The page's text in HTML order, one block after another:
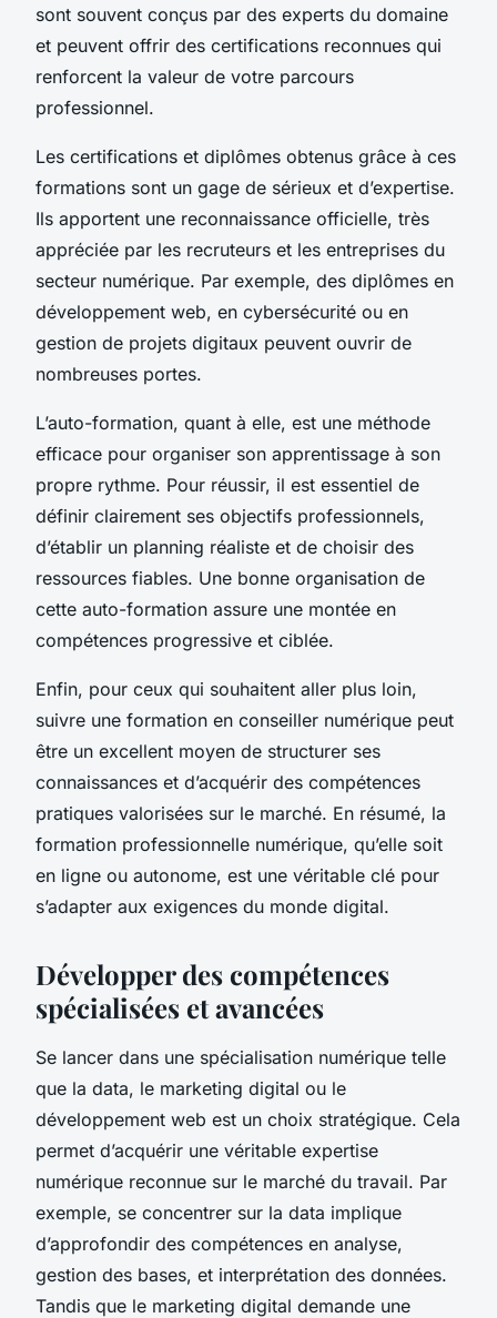
sont souvent conçus par des experts du domaine
et peuvent offrir des certifications reconnues qui
renforcent la valeur de votre parcours
professionnel.
Les certifications et diplômes obtenus grâce à ces
formations sont un gage de sérieux et d’expertise.
Ils apportent une reconnaissance officielle, très
appréciée par les recruteurs et les entreprises du
secteur numérique. Par exemple, des diplômes en
développement web, en cybersécurité ou en
gestion de projets digitaux peuvent ouvrir de
nombreuses portes.
L’auto-formation, quant à elle, est une méthode
efficace pour organiser son apprentissage à son
propre rythme. Pour réussir, il est essentiel de
définir clairement ses objectifs professionnels,
d’établir un planning réaliste et de choisir des
ressources fiables. Une bonne organisation de
cette auto-formation assure une montée en
compétences progressive et ciblée.
Enfin, pour ceux qui souhaitent aller plus loin,
suivre une formation en conseiller numérique peut
être un excellent moyen de structurer ses
connaissances et d’acquérir des compétences
pratiques valorisées sur le marché. En résumé, la
formation professionnelle numérique, qu’elle soit
en ligne ou autonome, est une véritable clé pour
s’adapter aux exigences du monde digital.
Développer des compétences
spécialisées et avancées
Se lancer dans une spécialisation numérique telle
que la data, le marketing digital ou le
développement web est un choix stratégique. Cela
permet d’acquérir une véritable expertise
numérique reconnue sur le marché du travail. Par
exemple, se concentrer sur la data implique
d’approfondir des compétences en analyse,
gestion des bases, et interprétation des données.
Tandis que le marketing digital demande une